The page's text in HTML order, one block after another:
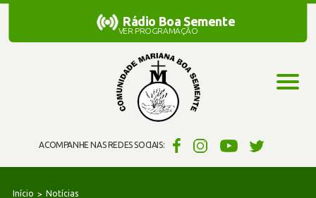
ACOMPANHE NAS REDES SOCIAIS:
Rádio Boa Semente
Rádio Boa Semente
VER PROGRAMAÇÃO
Início Notícias